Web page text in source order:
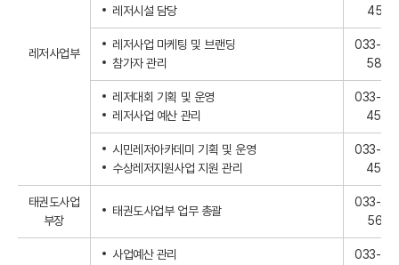
레저사업부
레저시설 담당
4541
레저사업 마케팅 및 브랜딩
참가자 관리
033-
5874
레저대회 기획 및 운영
레저사업 예산 관리
033-
4546
시민레저아카데미 기획 및 운영
수상레저지원사업 지원 관리
033-
4540
태권도사업
부장
태권도사업부 업무 총괄
033-
5616
사업예산 관리
033-